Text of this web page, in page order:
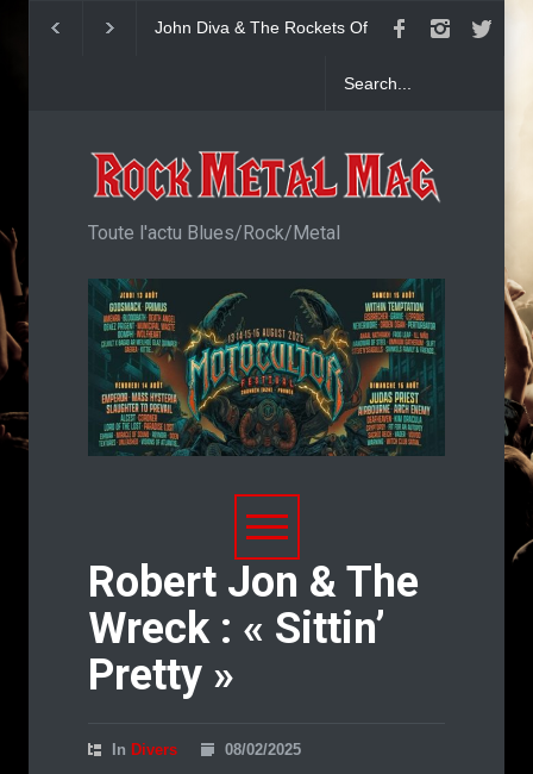
John Diva & The Rockets Of
Yngwie
Now Or Never
Toute l'actu Blues/Rock/Metal
Robert Jon & The
Wreck : « Sittin’
Pretty »
In Divers 08/02/2025